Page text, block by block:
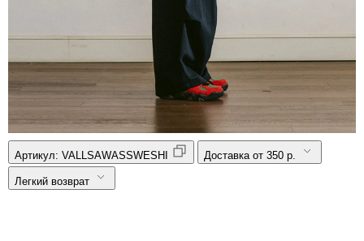
Артикул: VALLSAWASSWESHI Доставка от 350 р.
Легкий возврат